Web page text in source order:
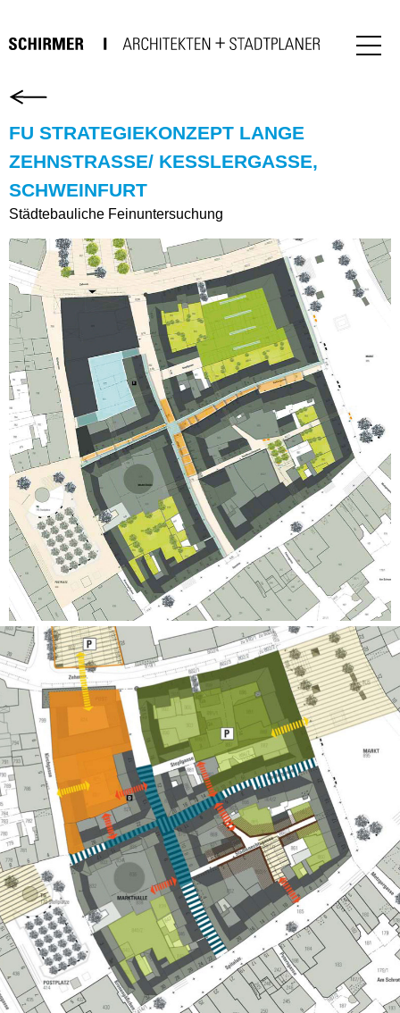
FU STRATEGIEKONZEPT LANGE
ZEHNSTRASSE/ KESSLERGASSE, S
CHWEINFURT
Städtebauliche Feinuntersuchung